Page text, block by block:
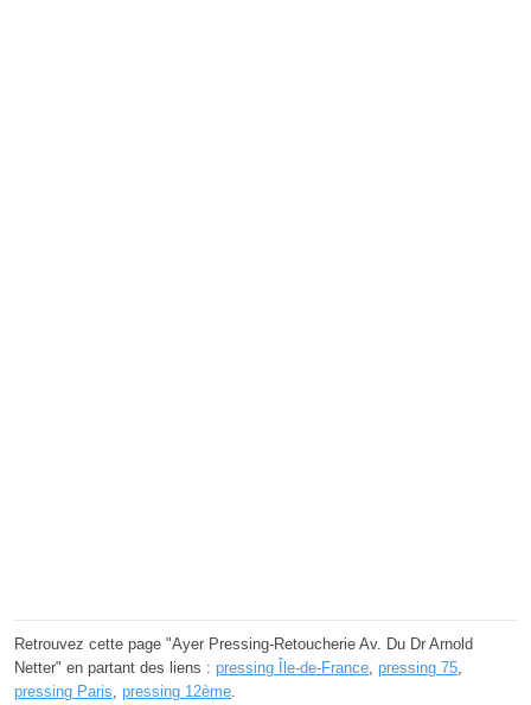
Retrouvez cette page "Ayer Pressing-Retoucherie Av. Du Dr Arnold
Netter" en partant des liens : pressing Île-de-France pressing 75
pressing Paris pressing 12ème